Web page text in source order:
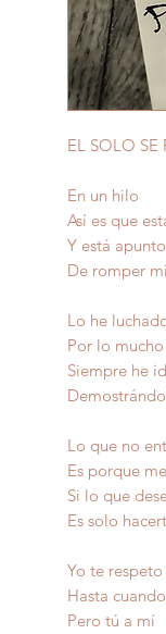
EL SOLO SE
En un hilo
Así es que
Y está apunto
De romper
Lo he
Por lo
Siempre he
Lo que no
Es porque
Si lo que
Es solo
Yo te respeto
Hasta
Pero tú a mí